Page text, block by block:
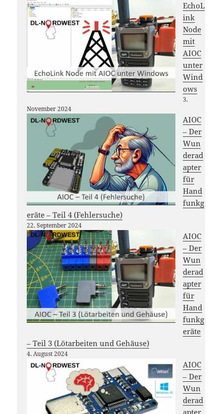
EchoL
ink
Node
mit
AIOC
unter
Wind
ows
3.
November 2024
AIOC
– Der
Wun
derad
apter
für
Hand
funkg
eräte – Teil 4 (Fehlersuche)
22. September 2024
AIOC
– Der
Wun
derad
apter
für
Hand
funkg
eräte
– Teil 3 (Lötarbeiten und Gehäuse)
4. August 2024
AIOC
– Der
Wun
derad